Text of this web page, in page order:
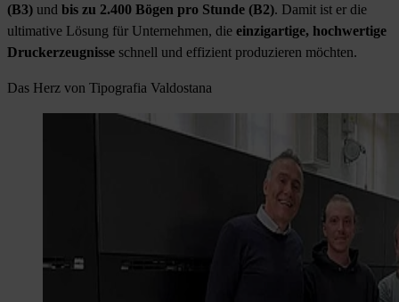
(B3) und bis zu 2.400 Bögen pro Stunde (B2). Damit ist er die
ultimative Lösung für Unternehmen, die einzigartige, hochwertige
Druckerzeugnisse schnell und effizient produzieren möchten.
Das Herz von Tipografia Valdostana